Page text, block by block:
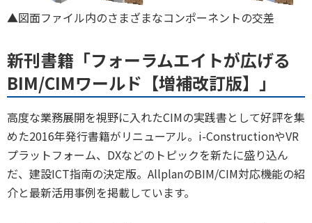
▲図面ファイル内のさまざまなコンポーネントの交差
新刊書籍「フォーラムエイトが広げる
BIM/CIMワールド【増補改訂版】」
高度な業務展開を視野に入れたCIMの実践書として好評を集
めた2016年発行書籍がリニューアル。i-ConstructionやVR
プラットフォーム、DXなどのトピックを新たに盛り込ん
だ、建設ICT指南の決定版。AllplanのBIM/CIM対応機能の紹
介と最新活用事例を掲載しています。